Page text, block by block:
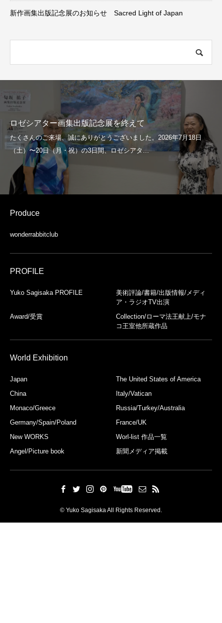
新作画集出版記念展のお知らせ Sacred Light of Japan
ロゼシアター画集出版記念展を終えて
Produce
wonderrabbitclub
PROFILE
Yuko Sagisaka PROFILE
美術評論/書籍/出版情報/メディ
ア・ラジオTV出演
Award/受賞
Collection/ローマ法王献上/モナ
コ王室他所蔵作品
World Exhibition
Japan
The United States of America
China
Italy/Vatican
Monaco/Greece
Russia/Turkey/Australia
Germany/Spain/Poland
France/UK
New WORKS
Worl-list 作品一覧
Angel/Picture book
新聞メディア掲載
© Yuko Sagisaka All Rights Reserved.